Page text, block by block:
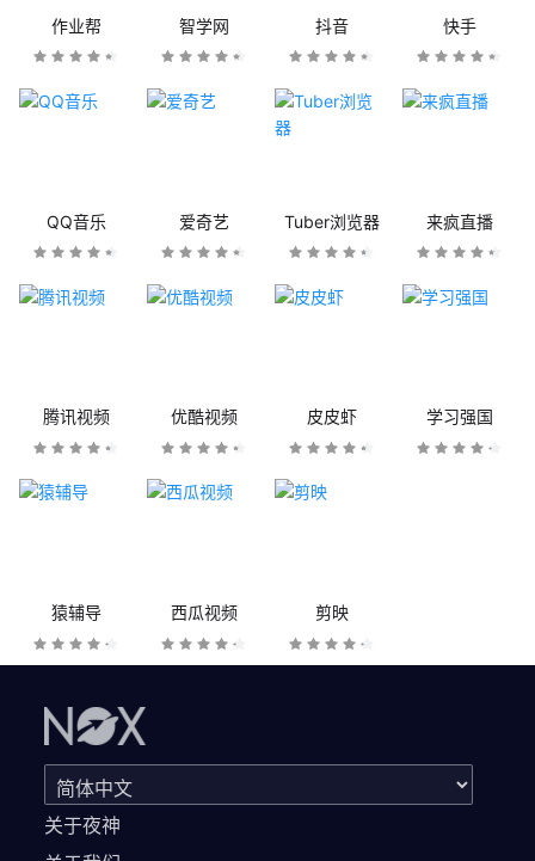
作业帮 智学网 抖音 快手
QQ音乐 爱奇艺 Tuber浏览器 来疯直播
腾讯视频 优酷视频 皮皮虾 学习强国
猿辅导 西瓜视频 剪映
关于夜神